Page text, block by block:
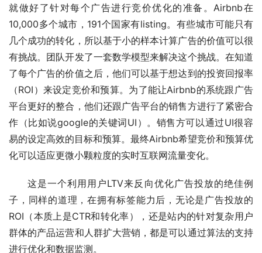
就做好了针对每个广告进行竞价优化的准备。Airbnb在
10,000多个城市，191个国家有listing。有些城市可能只有
几个成功的转化，所以基于小的样本计算广告的价值可以很
有挑战。团队开发了一套数学模型来解决这个挑战。在知道
了每个广告的价值之后，他们可以基于想达到的投资回报率
（ROI）来设定竞价和预算。为了能让Airbnb的系统跟广告
平台更好的整合，他们还跟广告平台的销售方进行了紧密合
作（比如说google的关键词UI）。销售方可以通过UI很容
易的设定高效的目标和预算。最终Airbnb希望竞价和预算优
化可以适应更微小颗粒度的实时互联网流量变化。
这是一个利用用户LTV来反向优化广告投放的绝佳例
子，同样的道理，在拥有标签能力后，无论是广告投放的
ROI（本质上是CTR和转化率），还是站内的针对复杂用户
群体的产品运营和人群扩大营销，都是可以通过算法的支持
进行优化和数据监测。